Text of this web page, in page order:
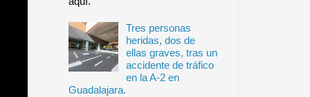
Tres personas
heridas, dos de
ellas graves, tras un
accidente de tráfico
en la A-2 en
Guadalajara.